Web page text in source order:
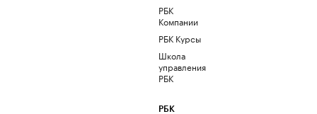
РБК
Компании
РБК Курсы
Школа
управления
РБК
РБК